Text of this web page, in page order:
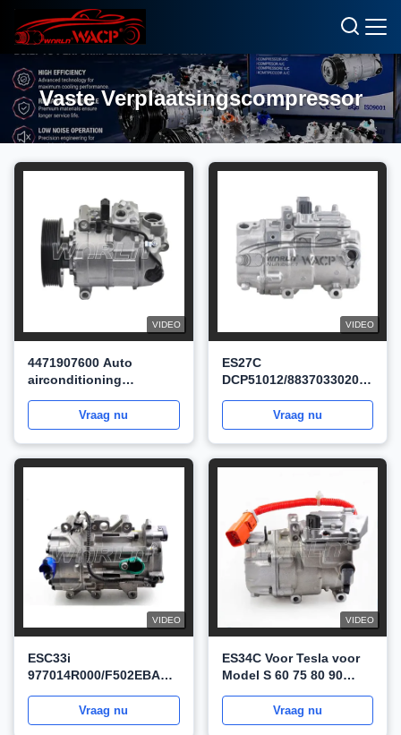
Vaste Verplaatsingscompressor
VIDEO
4471907600 Auto
airconditioning
Vraag nu
VIDEO
ES27C
DCP51012/8837033020
Lexus ES300H Hybrid Ac
Compressor Car
WXHB017
Vraag nu
VIDEO
ESC33i
977014R000/F502EBAAA01
Hyundai Sonata 2.4
Hybrid Ac Compressor
Vraag nu
VIDEO
ES34C Voor Tesla voor
Model S 60 75 80 90
Compressor OEM
422000690 511241
Vraag nu